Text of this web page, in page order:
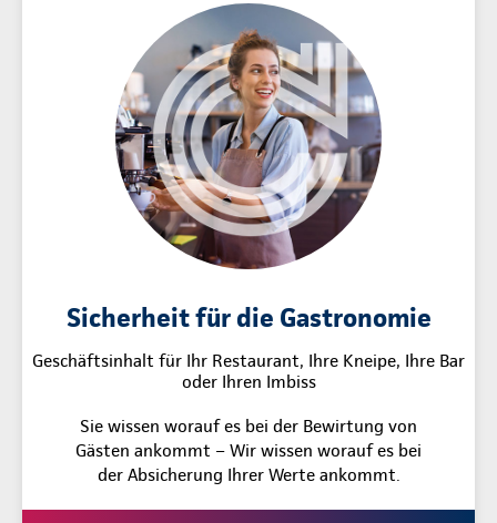
Sicherheit für die Gastronomie
Geschäftsinhalt für Ihr Restaurant, Ihre Kneipe, Ihre Bar
oder Ihren Imbiss
Sie wissen worauf es bei der Bewirtung von
Gästen ankommt – Wir wissen worauf es bei
der Absicherung Ihrer Werte ankommt.